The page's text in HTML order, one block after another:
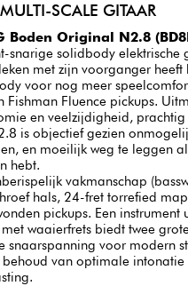
MULTI-SCALE GITAAR
Boden Original N2.8
snarige solidbody elektrische
met zijn voorganger heeft
voor nog meer
Fishman Fluence pickups.
en veelzijdigheid, prachtig
is objectief gezien
en moeilijk weg te leggen
hebt.
vakmanschap
hals, 24-fret torrefied
pickups. Een instrument
waaierfrets biedt twee
snaarspanning voor modern
behoud van optimale